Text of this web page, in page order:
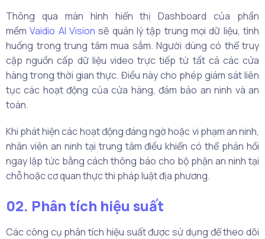
Thông qua màn hình hiển thị Dashboard của phần
mềmVaidio AI Vision sẽ quản lý tập trung mọi dữ liệu, tình
huống trong trung tâm mua sắm. Người dùng có thể truy
cập nguồn cấp dữ liệu video trực tiếp từ tất cả các cửa
hàng trong thời gian thực. Điều này cho phép giám sát liên
tục các hoạt động của cửa hàng, đảm bảo an ninh và an
toàn.
Khi phát hiện các hoạt động đáng ngờ hoặc vi phạm an ninh,
nhân viên an ninh tại trung tâm điều khiển có thể phản hồi
ngay lập tức bằng cách thông báo cho bộ phận an ninh tại
chỗ hoặc cơ quan thực thi pháp luật địa phương.
02. Phân tích hiệu suất
Các công cụ phân tích hiệu suất được sử dụng để theo dõi